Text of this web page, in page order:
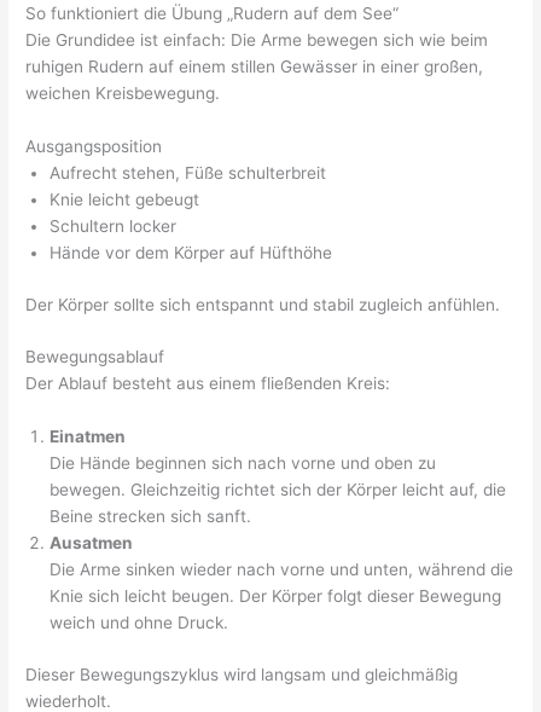
So funktioniert die Übung „Rudern auf dem See“
Die Grundidee ist einfach: Die Arme bewegen sich wie beim
ruhigen Rudern auf einem stillen Gewässer in einer großen,
weichen Kreisbewegung.
Ausgangsposition
Aufrecht stehen, Füße schulterbreit
Knie leicht gebeugt
Schultern locker
Hände vor dem Körper auf Hüfthöhe
Der Körper sollte sich entspannt und stabil zugleich anfühlen.
Bewegungsablauf
Der Ablauf besteht aus einem fließenden Kreis:
Einatmen
Die Hände beginnen sich nach vorne und oben zu
bewegen. Gleichzeitig richtet sich der Körper leicht auf, die
Beine strecken sich sanft.
Ausatmen
Die Arme sinken wieder nach vorne und unten, während die
Knie sich leicht beugen. Der Körper folgt dieser Bewegung
weich und ohne Druck.
Dieser Bewegungszyklus wird langsam und gleichmäßig
wiederholt.